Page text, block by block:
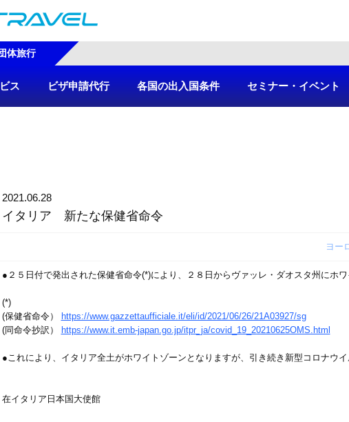
体旅行
ス ビザ申請代行 各国の出入国条件 セミナー・イベント
2021.06.28
イタリア 新たな保健省命令
ヨー
●２５日付で発出された保健省命令(*)により、２８日からヴァッレ・ダオスタ州にホワ
(*)
(保健省命令）
https://www.gazzettaufficiale.it/eli/id/2021/06/26/21A03927/sg
(同命令抄訳）
https://www.it.emb-japan.go.jp/itpr_ja/covid_19_20210625OMS.html
●これにより、イタリア全土がホワイトゾーンとなりますが、引き続き新型コロナウイ
在イタリア日本国大使館